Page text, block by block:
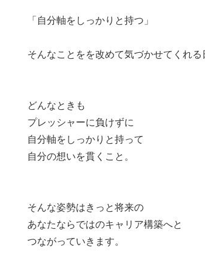
「自分軸をしっかりと持つ」
そんなことをを改めて気づかせてくれる
どんなときも
プレッシャーに負けずに
自分軸をしっかりと持って
自分の想いを貫くこと。
そんな姿勢はきっと将来の
あなたならではのキャリア構築へと
つながっていきます。